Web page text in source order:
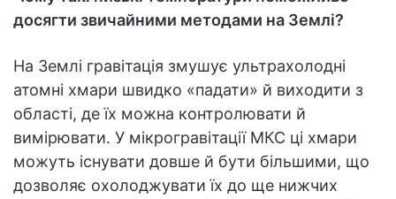
досягти звичайними методами на Землі?
На Землі гравітація змушує ультрахолодні
атомні хмари швидко «падати» й виходити з
області, де їх можна контролювати й
вимірювати. У мікрогравітації МКС ці хмари
можуть існувати довше й бути більшими, що
дозволяє охолоджувати їх до ще нижчих